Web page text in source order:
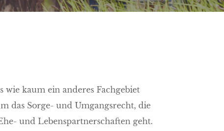
wie kaum ein anderes Fachgebiet
das Sorge- und Umgangsrecht, die
und Lebenspartnerschaften geht.